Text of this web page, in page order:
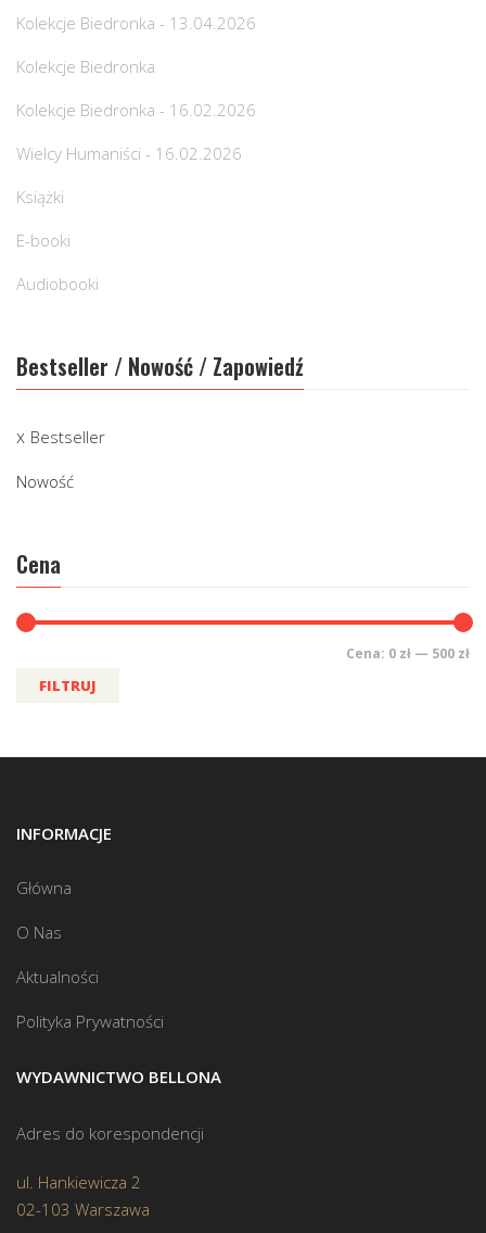
Kolekcje Biedronka - 13.04.2026
Kolekcje Biedronka
Kolekcje Biedronka - 16.02.2026
Wielcy Humaniści - 16.02.2026
Książki
E-booki
Audiobooki
Bestseller / Nowość / Zapowiedź
Bestseller
Nowość
Cena
FILTRUJ
Cena: 0 zł — 500 zł
INFORMACJE
Główna
O Nas
Aktualności
Polityka Prywatności
WYDAWNICTWO BELLONA
Adres do korespondencji
ul. Hankiewicza 2
02-103 Warszawa